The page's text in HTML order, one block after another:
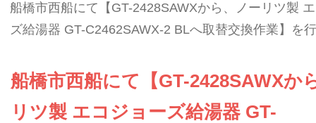
船橋市西船にて【GT-2428SAWXから、ノーリツ製
ズ給湯器 GT-C2462SAWX-2 BLへ取替交換作業】を
船橋市西船にて【GT-2428SAWXか
リツ製 エコジョーズ給湯器 GT-